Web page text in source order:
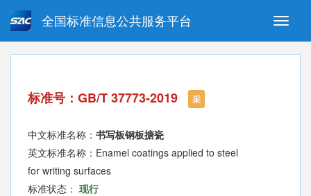
Toggle
全国标准信息公共服务平台
强制性国家标准 推荐性国家标准
指导性技术文件 (National standards in foreign
language version)
标准号：GB/T 37773-2019 采
中文标准名称： 书写板钢板搪瓷
英文标准名称：Enamel coatings applied to steel
for writing surfaces
标准状态： 现行